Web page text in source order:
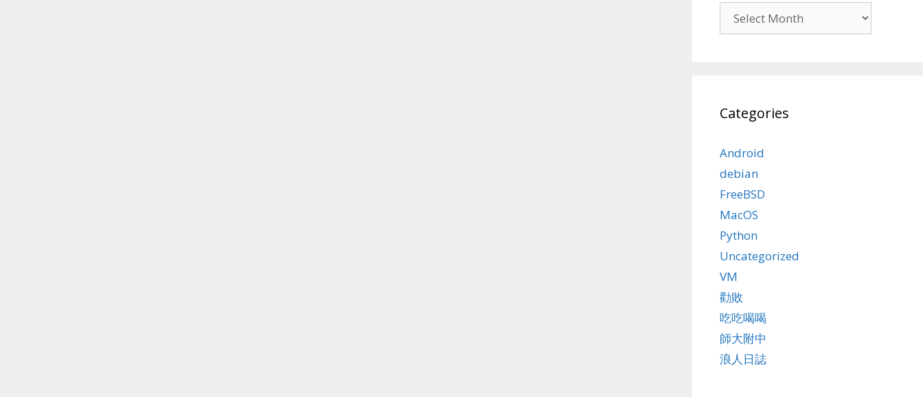
Categories
Android
debian
FreeBSD
MacOS
Python
Uncategorized
VM
勸敗
吃吃喝喝
師大附中
浪人日誌